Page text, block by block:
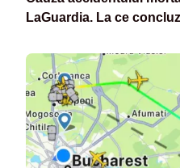
LaGuardia. La ce